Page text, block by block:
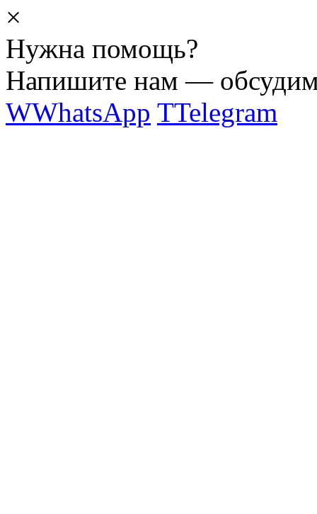
×
Нужна помощь?
Напишите нам —
WWhatsApp TTelegram